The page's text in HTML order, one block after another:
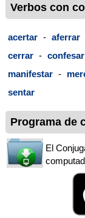
Verbos con
acertar - aferrar
cerrar - confesar
manifestar -
sentar
Programa de
El